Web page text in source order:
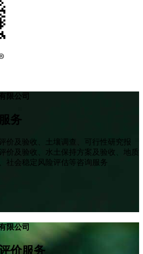
限公司
务
价及验收、土壤调查、可行性研究报
价及验收、水土保持方案及验收、地质
社会稳定风险评估等咨询服务
限公司
价服务